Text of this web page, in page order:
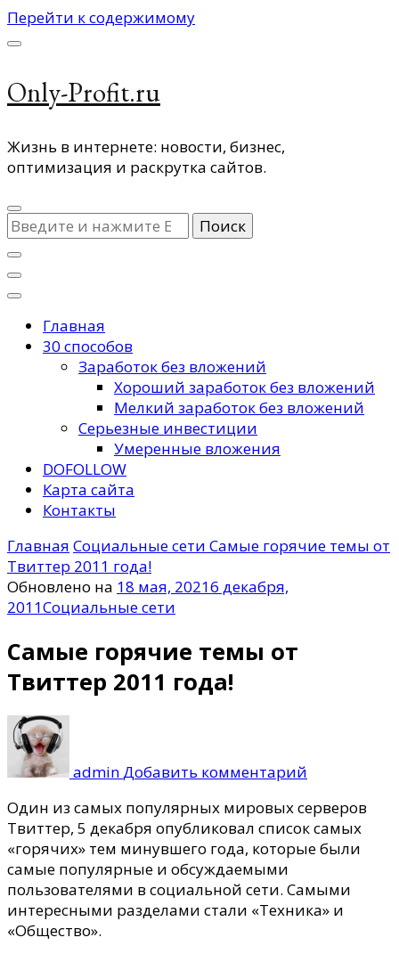
Перейти к содержимому
Only-Profit.ru
Жизнь в интернете: новости, бизнес,
оптимизация и раскрутка сайтов.
Ищите
что-
то?
Главная
30 способов
Заработок без вложений
Хороший заработок без вложений
Мелкий заработок без вложений
Серьезные инвестиции
Умеренные вложения
DOFOLLOW
Карта сайта
Контакты
Главная Социальные сети Самые горячие темы от
Твиттер 2011 года!
Обновлено на 18 мая, 20216 декабря,
2011Социальные сети
Самые горячие темы от
Твиттер 2011 года!
adminДобавить комментарий
горячие
темы
от
Твиттер
года!
Один из самых популярных мировых серверов
Твиттер, 5 декабря опубликовал список самых
«горячих» тем минувшего года, которые были
самые популярные и обсуждаемыми
пользователями в социальной сети. Самыми
интересными разделами стали «Техника» и
«Общество».